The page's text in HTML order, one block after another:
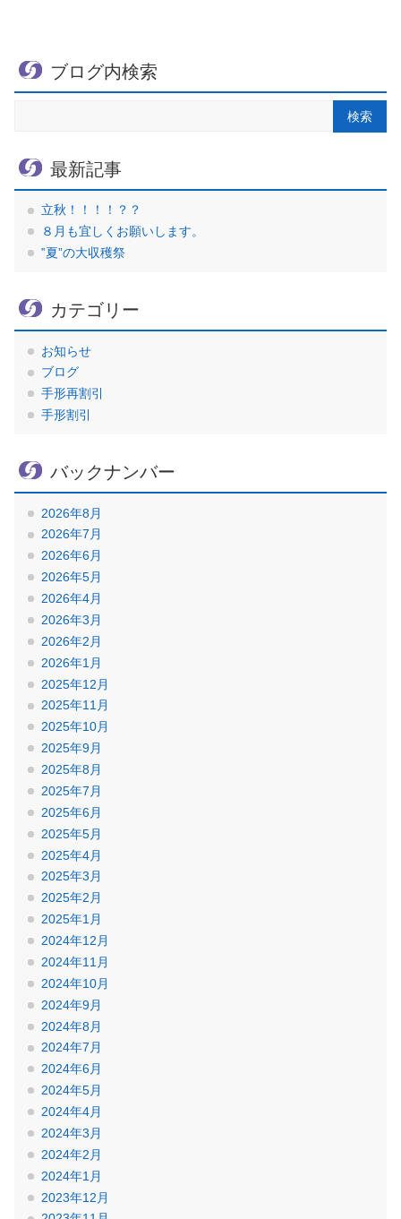
ブログ内検索
最新記事
立秋！！！！？？
８月も宜しくお願いします。
‟夏”の大収穫祭
カテゴリー
お知らせ
ブログ
手形再割引
手形割引
バックナンバー
2026年8月
2026年7月
2026年6月
2026年5月
2026年4月
2026年3月
2026年2月
2026年1月
2025年12月
2025年11月
2025年10月
2025年9月
2025年8月
2025年7月
2025年6月
2025年5月
2025年4月
2025年3月
2025年2月
2025年1月
2024年12月
2024年11月
2024年10月
2024年9月
2024年8月
2024年7月
2024年6月
2024年5月
2024年4月
2024年3月
2024年2月
2024年1月
2023年12月